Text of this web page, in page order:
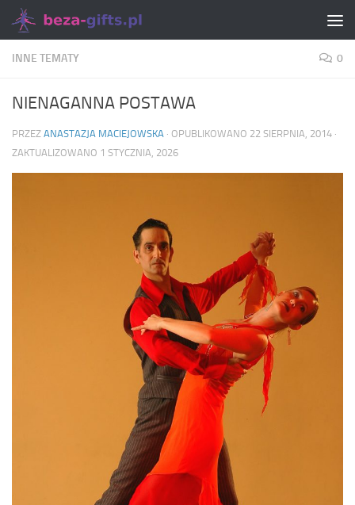
Skip to content
INNE TEMATY 0
NIENAGANNA POSTAWA
PRZEZ ANASTAZJA MACIEJOWSKA · OPUBLIKOWANO 22 SIERPNIA, 2014 ·
ZAKTUALIZOWANO 1 STYCZNIA, 2026